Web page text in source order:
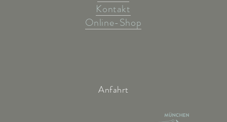
Kontakt
Online-Shop
Anfahrt